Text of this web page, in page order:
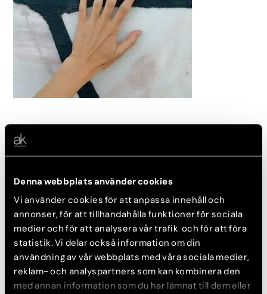
Denna webbplats använder cookies
Vi använder cookies för att anpassa innehåll och
annonser, för att tillhandahålla funktioner för sociala
medier och för att analysera vår trafik och för att föra
statistik. Vi delar också information om din
användning av vår webbplats med våra sociala medier,
reklam- och analyspartners som kan kombinera den
med annan information som du har lämnat till dem eller
Behandla och ta hand om
försummande områden
hektisk vardag är det nog ingen som blir förvånad när vi säger
att det är mycket fokus på ansiktet när vi pratar om medicinska
hudvårdsbehandlingar. Detsamma gäller PRX och man får
fantastiskt fina resultat i ansiktet, både genom ensam
behandling eller i kombination med andra behandlingar så som
texDermapen.
Många är vi dock som glömmer att även våra händer är
extremt utsatta i vårt vardagliga liv. Händer men även
dekolletage med sin tunna hud som annars kan vara svåra att